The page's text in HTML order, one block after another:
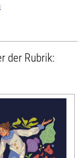
der Rubrik: